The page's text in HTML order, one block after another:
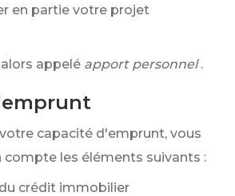
en partie votre projet
appelé apport personnel .
capacité d'emprunt, vous
compte les éléments suivants :
du crédit immobilier